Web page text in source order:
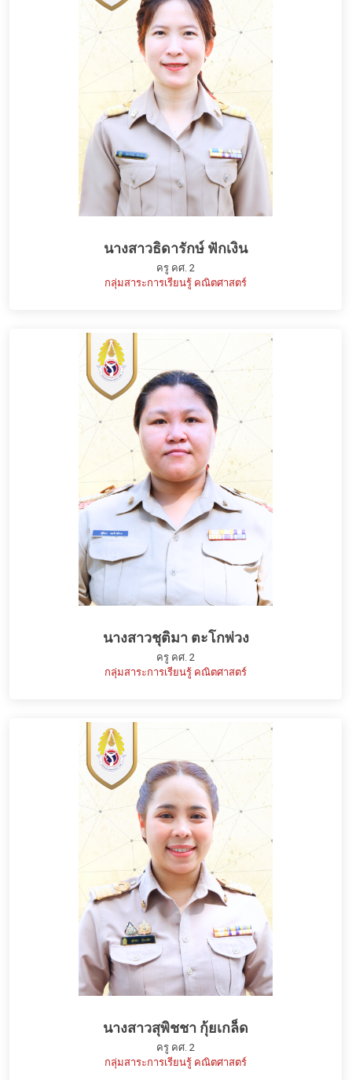
นางสาวธิดารักษ์ ฟักเงิน
ครู คศ. 2
กลุ่มสาระการเรียนรู้ คณิตศาสตร์
นางสาวชุติมา ตะโกพ่วง
ครู คศ. 2
กลุ่มสาระการเรียนรู้ คณิตศาสตร์
นางสาวสุพิชชา กุ้ยเกล็ด
ครู คศ. 2
กลุ่มสาระการเรียนรู้ คณิตศาสตร์